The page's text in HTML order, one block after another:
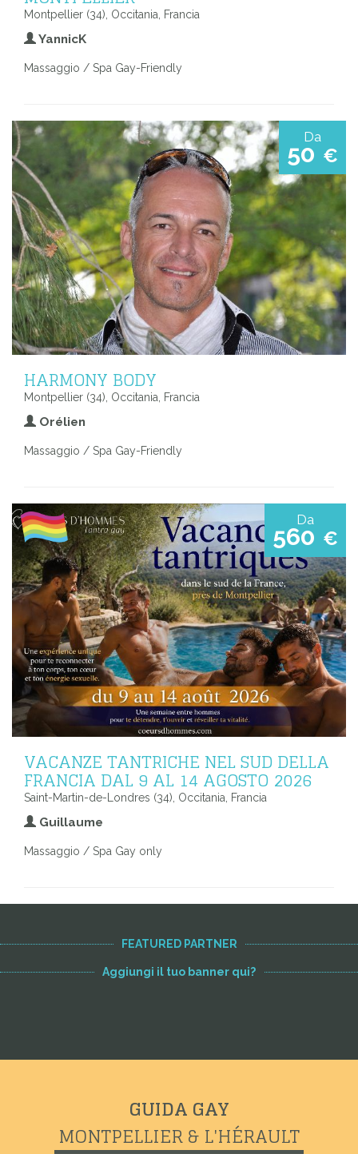
Montpellier (34), Occitania, Francia
YannicK
Massaggio / Spa Gay-Friendly
Da
50 €
HARMONY BODY
Montpellier (34), Occitania, Francia
Orélien
Massaggio / Spa Gay-Friendly
Da
560 €
VACANZE TANTRICHE NEL SUD DELLA
FRANCIA DAL 9 AL 14 AGOSTO 2026
Saint-Martin-de-Londres (34), Occitania, Francia
Guillaume
Massaggio / Spa Gay only
FEATURED PARTNER
Aggiungi il tuo banner qui?
GUIDA GAY
MONTPELLIER & L'HÉRAULT